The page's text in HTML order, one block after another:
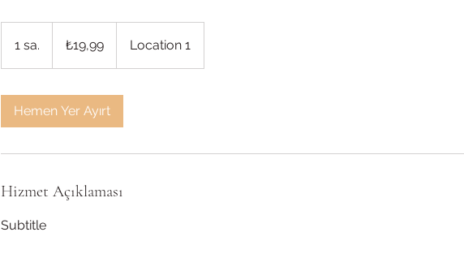
1 sa.
s
Türk
lirası₺19,99 Location 1
Hemen Yer Ayırt
Hizmet Açıklaması
Subtitle